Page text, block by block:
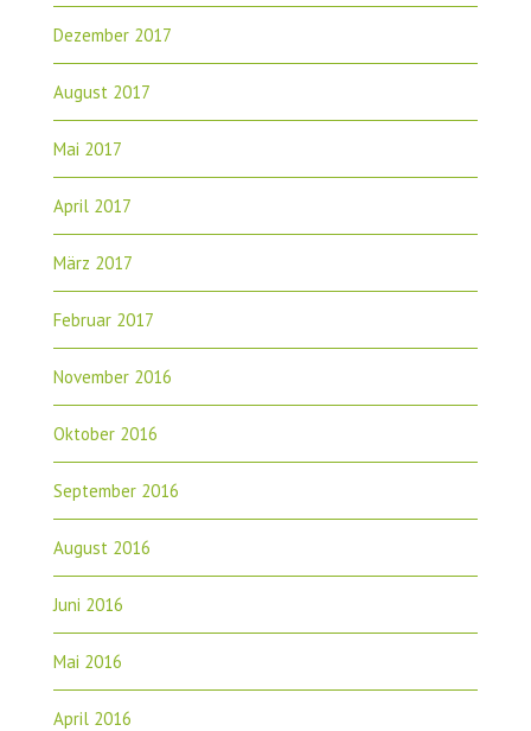
Dezember 2017
August 2017
Mai 2017
April 2017
März 2017
Februar 2017
November 2016
Oktober 2016
September 2016
August 2016
Juni 2016
Mai 2016
April 2016